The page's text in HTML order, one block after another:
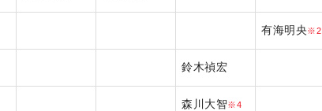
有海明央※2
鈴木禎宏
森川大智※4